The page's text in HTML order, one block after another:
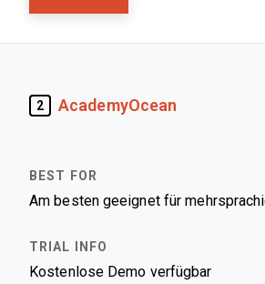
2 AcademyOcean
Am besten geeignet für
Kostenlose Demo verfügbar